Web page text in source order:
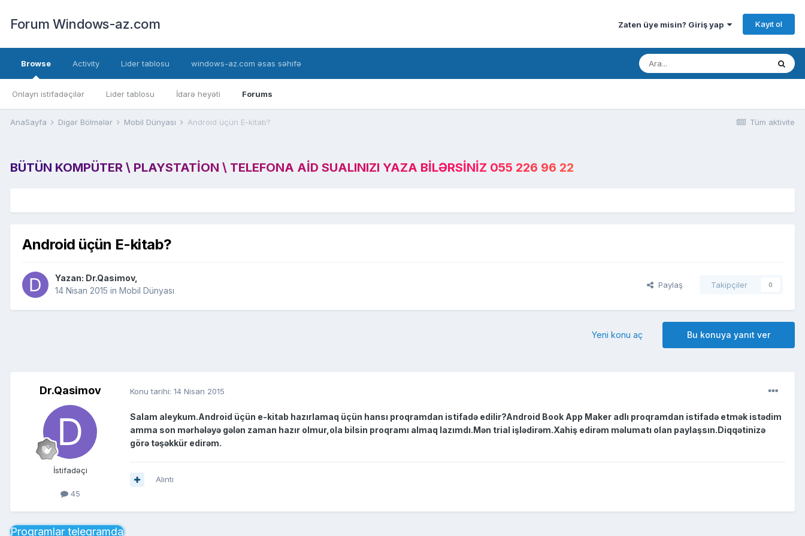
Forum Windows-az.com Zaten üye misin? Giriş yap Kayıt ol
Browse
Onlayn istifadəçilər Lider tablosu İdarə heyəti Forums
Activity Lider tablosu windows-az.com əsas səhifə
Tüm aktivite
AnaSayfa Digər Bölmələr Mobil Dünyası Android üçün E-kitab?
BÜTÜN KOMPÜTER \ PLAYSTATION \ TELEFONA AID SUALINIZI YAZA BILƏRSINIZ 055 226 96 22
Android üçün E-kitab?
Yazan: Dr.Qasimov,
14 Nisan 2015 in Mobil Dünyası
Paylaş Takipçiler 0
Bu konuya yanıt ver
Yeni konu aç
Dr.Qasimov
İstifadəçi
45
Konu tarihi: 14 Nisan 2015
Salam aleykum.Android üçün e-kitab hazırlamaq üçün hansı proqramdan istifadə edilir?Android Book App Maker adlı proqramdan istifadə etmək istədim
amma son mərhələyə gələn zaman hazır olmur,ola bilsin proqramı almaq lazımdı.Mən trial işlədirəm.Xahiş edirəm məlumatı olan paylaşsın.Diqqətinizə
görə təşəkkür edirəm.
Alıntı
Proqramlar telegramda